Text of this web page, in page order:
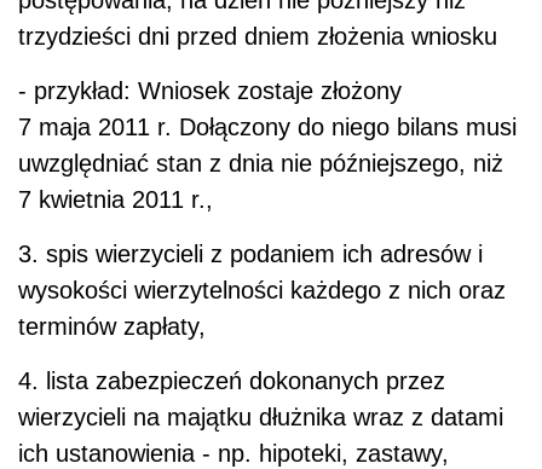
trzydzieści dni przed dniem złożenia wniosku
- przykład: Wniosek zostaje złożony
7 maja 2011 r. Dołączony do niego bilans musi
uwzględniać stan z dnia nie późniejszego, niż
7 kwietnia 2011 r.,
3. spis wierzycieli z podaniem ich adresów i
wysokości wierzytelności każdego z nich oraz
terminów zapłaty,
4. lista zabezpieczeń dokonanych przez
wierzycieli na majątku dłużnika wraz z datami
ich ustanowienia - np. hipoteki, zastawy,